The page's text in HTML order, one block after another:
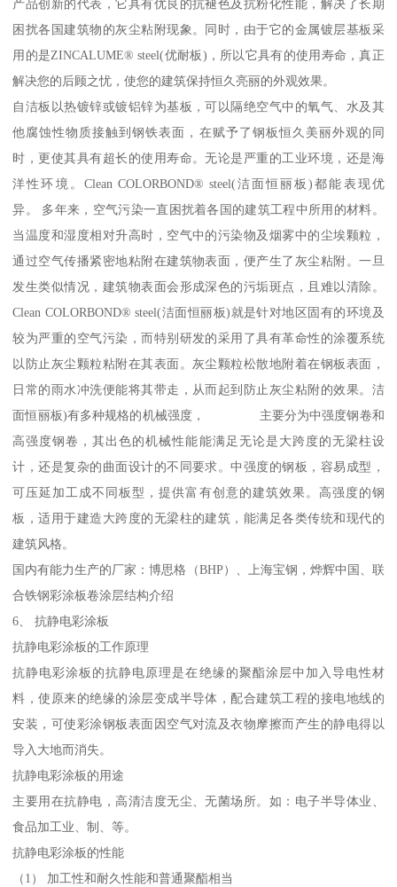
产品创新的代表，它具有优良的抗褪色及抗粉化性能，解决了长期
困扰各国建筑物的灰尘粘附现象。同时，由于它的金属镀层基板采
用的是ZINCALUME® steel(优耐板)，所以它具有的使用寿命，真正
解决您的后顾之忧，使您的建筑保持恒久亮丽的外观效果。
自洁板以热镀锌或镀铝锌为基板，可以隔绝空气中的氧气、水及其
他腐蚀性物质接触到钢铁表面，在赋予了钢板恒久美丽外观的同
时，更使其具有超长的使用寿命。无论是严重的工业环境，还是海
洋性环境。Clean COLORBOND® steel(洁面恒丽板)都能表现优
异。 多年来，空气污染一直困扰着各国的建筑工程中所用的材料。
当温度和湿度相对升高时，空气中的污染物及烟雾中的尘埃颗粒，
通过空气传播紧密地粘附在建筑物表面，便产生了灰尘粘附。一旦
发生类似情况，建筑物表面会形成深色的污垢斑点，且难以清除。
Clean COLORBOND® steel(洁面恒丽板)就是针对地区固有的环境及
较为严重的空气污染，而特别研发的采用了具有革命性的涂覆系统
以防止灰尘颗粒粘附在其表面。灰尘颗粒松散地附着在钢板表面，
日常的雨水冲洗便能将其带走，从而起到防止灰尘粘附的效果。洁
面恒丽板)有多种规格的机械强度， 主要分为中强度钢卷和
高强度钢卷，其出色的机械性能能满足无论是大跨度的无梁柱设
计，还是复杂的曲面设计的不同要求。中强度的钢板，容易成型，
可压延加工成不同板型，提供富有创意的建筑效果。高强度的钢
板，适用于建造大跨度的无梁柱的建筑，能满足各类传统和现代的
建筑风格。
国内有能力生产的厂家：博思格（BHP）、上海宝钢，烨辉中国、联
合铁钢彩涂板卷涂层结构介绍
6、 抗静电彩涂板
抗静电彩涂板的工作原理
抗静电彩涂板的抗静电原理是在绝缘的聚酯涂层中加入导电性材
料，使原来的绝缘的涂层变成半导体，配合建筑工程的接电地线的
安装，可使彩涂钢板表面因空气对流及衣物摩擦而产生的静电得以
导入大地而消失。
抗静电彩涂板的用途
主要用在抗静电，高清洁度无尘、无菌场所。如：电子半导体业、
食品加工业、制、等。
抗静电彩涂板的性能
（1） 加工性和耐久性能和普通聚酯相当